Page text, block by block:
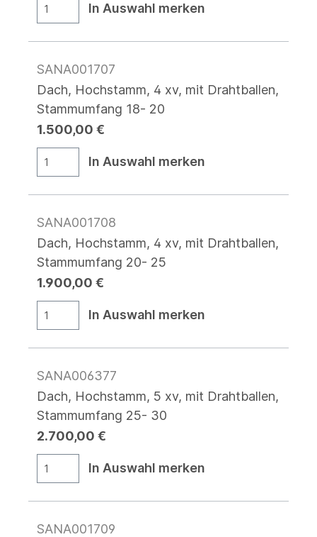
In Auswahl merken
SANA001707
Dach, Hochstamm, 4 xv, mit Drahtballen,
Stammumfang 18- 20
1.500,00 €
In Auswahl merken
SANA001708
Dach, Hochstamm, 4 xv, mit Drahtballen,
Stammumfang 20- 25
1.900,00 €
In Auswahl merken
SANA006377
Dach, Hochstamm, 5 xv, mit Drahtballen,
Stammumfang 25- 30
2.700,00 €
In Auswahl merken
SANA001709